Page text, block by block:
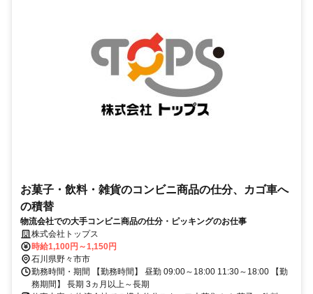
お菓子・飲料・雑貨のコンビニ商品の仕分、カゴ車へ
の積替
物流会社での大手コンビニ商品の仕分・ピッキングのお仕事
株式会社トップス
時給1,100円～1,150円
石川県野々市市
勤務時間・期間 【勤務時間】 昼勤 09:00～18:00 11:30～18:00 【勤
務期間】 長期 3ヵ月以上～長期